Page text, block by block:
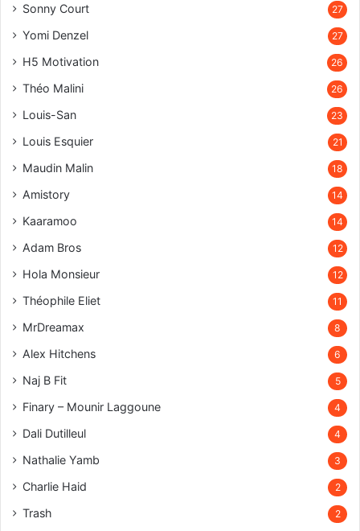
Sonny Court 27
Yomi Denzel 27
H5 Motivation 26
Théo Malini 26
Louis-San 23
Louis Esquier 21
Maudin Malin 18
Amistory 14
Kaaramoo 14
Adam Bros 12
Hola Monsieur 12
Théophile Eliet 11
MrDreamax 8
Alex Hitchens 6
Naj B Fit 5
Finary – Mounir Laggoune 4
Dali Dutilleul 4
Nathalie Yamb 3
Charlie Haid 2
Trash 2